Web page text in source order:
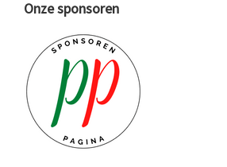
Onze sponsoren